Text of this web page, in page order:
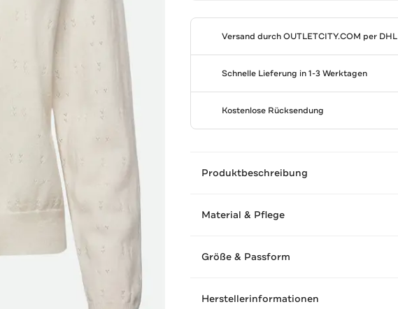
Versand durchOUTLETCITY.COM per DHL
Schnelle Lieferung in 1-3 Werktagen
Kostenlose Rücksendung
Produktbeschreibung
Material & Pflege
Größe & Passform
Herstellerinformationen